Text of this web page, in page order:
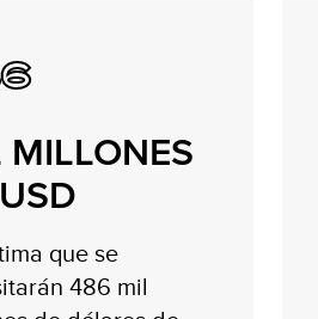
MILLONES
que se
486 mil